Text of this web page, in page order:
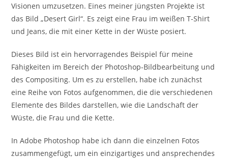
Visionen umzusetzen. Eines meiner jüngsten Projekte ist
das Bild „Desert Girl“. Es zeigt eine Frau im weißen T-Shirt
und Jeans, die mit einer Kette in der Wüste posiert.
Dieses Bild ist ein hervorragendes Beispiel für meine
Fähigkeiten im Bereich der Photoshop-Bildbearbeitung und
des Compositing. Um es zu erstellen, habe ich zunächst
eine Reihe von Fotos aufgenommen, die die verschiedenen
Elemente des Bildes darstellen, wie die Landschaft der
Wüste, die Frau und die Kette.
In Adobe Photoshop habe ich dann die einzelnen Fotos
zusammengefügt, um ein einzigartiges und ansprechendes